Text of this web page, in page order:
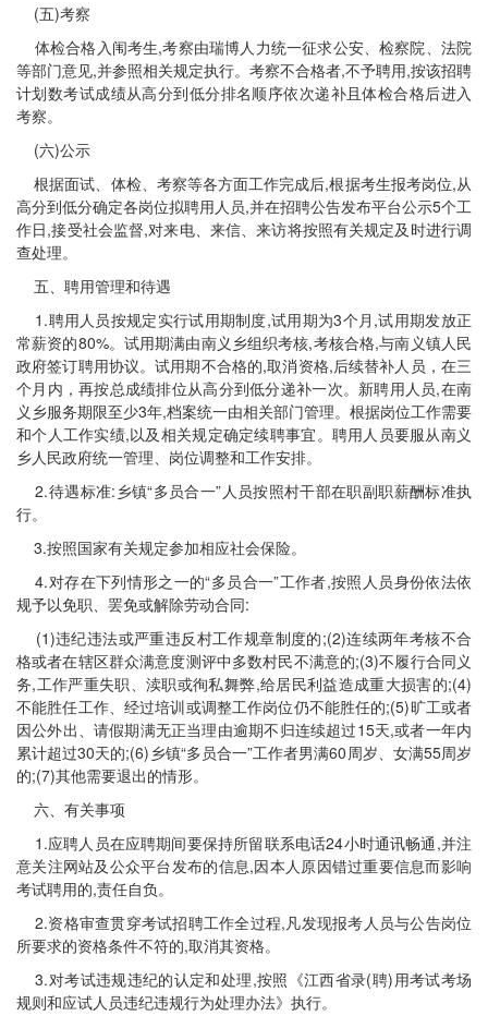
(五)考察
体检合格入闱考生,考察由瑞博人力统一征求公安、检察院、法院
等部门意见,并参照相关规定执行。考察不合格者,不予聘用,按该招聘
计划数考试成绩从高分到低分排名顺序依次递补且体检合格后进入
考察。
(六)公示
根据面试、体检、考察等各方面工作完成后,根据考生报考岗位,从
高分到低分确定各岗位拟聘用人员,并在招聘公告发布平台公示5个工
作日,接受社会监督,对来电、来信、来访将按照有关规定及时进行调
查处理。
五、聘用管理和待遇
1.聘用人员按规定实行试用期制度,试用期为3个月,试用期发放正
常薪资的80%。试用期满由南义乡组织考核,考核合格,与南义镇人民
政府签订聘用协议。试用期不合格的,取消资格,后续替补人员，在三
个月内，再按总成绩排位从高分到低分递补一次。新聘用人员,在南
义乡服务期限至少3年,档案统一由相关部门管理。根据岗位工作需要
和个人工作实绩,以及相关规定确定续聘事宜。聘用人员要服从南义
乡人民政府统一管理、岗位调整和工作安排。
2.待遇标准:乡镇“多员合一”人员按照村干部在职副职薪酬标准执
行。
3.按照国家有关规定参加相应社会保险。
4.对存在下列情形之一的“多员合一”工作者,按照人员身份依法依
规予以免职、罢免或解除劳动合同:
(1)违纪违法或严重违反村工作规章制度的;(2)连续两年考核不合
格或者在辖区群众满意度测评中多数村民不满意的;(3)不履行合同义
务,工作严重失职、渎职或徇私舞弊,给居民利益造成重大损害的;(4)
不能胜任工作、经过培训或调整工作岗位仍不能胜任的;(5)旷工或者
因公外出、请假期满无正当理由逾期不归连续超过15天,或者一年内
累计超过30天的;(6)乡镇“多员合一”工作者男满60周岁、女满55周岁
的;(7)其他需要退出的情形。
六、有关事项
1.应聘人员在应聘期间要保持所留联系电话24小时通讯畅通,并注
意关注网站及公众平台发布的信息,因本人原因错过重要信息而影响
考试聘用的,责任自负。
2.资格审查贯穿考试招聘工作全过程,凡发现报考人员与公告岗位
所要求的资格条件不符的,取消其资格。
3.对考试违规违纪的认定和处理,按照《江西省录(聘)用考试考场
规则和应试人员违纪违规行为处理办法》执行。